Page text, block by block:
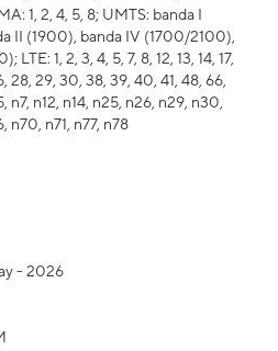
1, 2, 4, 5, 8; UMTS: banda I
II (1900), banda IV (1700/2100),
LTE: 1, 2, 3, 4, 5, 7, 8, 12, 13, 14, 17,
28, 29, 30, 38, 39, 40, 41, 48, 66,
n7, n12, n14, n25, n26, n29, n30,
n70, n71, n77, n78
- 2026